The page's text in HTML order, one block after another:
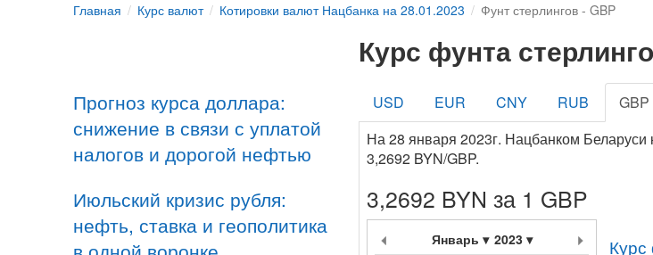
Главная Курс валют Котировки валют Нацбанка на 28.01.2023 Фунт стерлингов - GBP
Прогноз курса доллара:
снижение в связи с уплатой
налогов и дорогой нефтью
Июльский кризис рубля:
нефть, ставка и геополитика
Курс фунта
USD EUR CNY RUB
GBP
На 28 января 2023г. Нацбанком Беларуси
3,2692 BYN/GBP.
3,2692 BYN за 1 GBP
Январь 2023
Курс